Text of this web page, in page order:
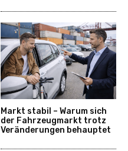
Markt stabil – Warum sich
der Fahrzeugmarkt trotz
Veränderungen behauptet